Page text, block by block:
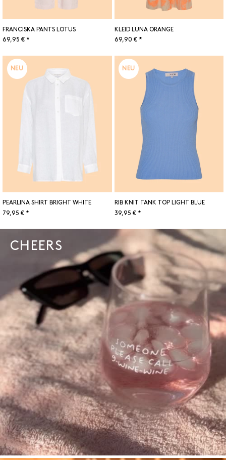
FRANCISKA PANTS LOTUS
69,95 € *
KLEID LUNA ORANGE
69,90 € *
NEU
PEARLINA SHIRT BRIGHT WHITE
79,95 € *
NEU
RIB KNIT TANK TOP LIGHT BLUE
39,95 € *
CHEERS